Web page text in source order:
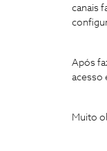
canais
Após
acesso
Muito